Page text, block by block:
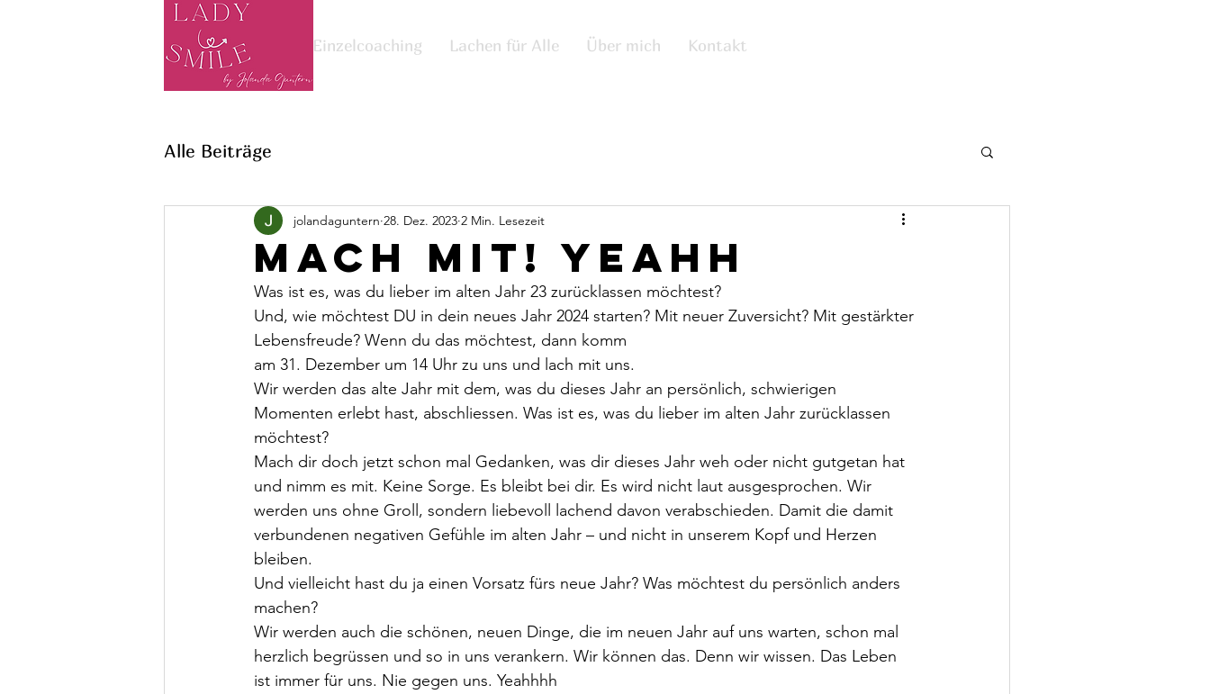
Einzelcoaching Lachen für Alle Über mich Kontakt
Alle Beiträge
Mach Mit! Yeahh
jolandaguntern 28. Dez. 2023 2 Min. Lesezeit
Was ist es, was du lieber im alten Jahr 23 zurücklassen möchtest?
Und, wie möchtest DU in dein neues Jahr 2024 starten? Mit neuer Zuversicht? Mit gestärkter
Lebensfreude? Wenn du das möchtest, dann komm
am 31. Dezember um 14 Uhr zu uns und lach mit uns.
Wir werden das alte Jahr mit dem, was du dieses Jahr an persönlich, schwierigen
Momenten erlebt hast, abschliessen. Was ist es, was du lieber im alten Jahr zurücklassen
möchtest?
Mach dir doch jetzt schon mal Gedanken, was dir dieses Jahr weh oder nicht gutgetan hat
und nimm es mit. Keine Sorge. Es bleibt bei dir. Es wird nicht laut ausgesprochen. Wir
werden uns ohne Groll, sondern liebevoll lachend davon verabschieden. Damit die damit
verbundenen negativen Gefühle im alten Jahr – und nicht in unserem Kopf und Herzen
bleiben.
Und vielleicht hast du ja einen Vorsatz fürs neue Jahr? Was möchtest du persönlich anders
machen?
Wir werden auch die schönen, neuen Dinge, die im neuen Jahr auf uns warten, schon mal
herzlich begrüssen und so in uns verankern. Wir können das. Denn wir wissen. Das Leben
ist immer für uns. Nie gegen uns. Yeahhhh